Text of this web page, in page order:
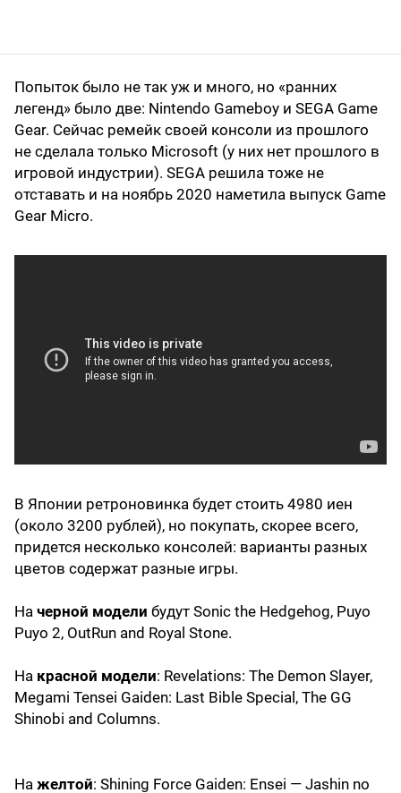
Попыток было не так уж и много, но «ранних
легенд» было две: Nintendo Gameboy и SEGA Game
Gear. Сейчас ремейк своей консоли из прошлого
не сделала только Microsoft (у них нет прошлого в
игровой индустрии). SEGA решила тоже не
отставать и на ноябрь 2020 наметила выпуск Game
Gear Micro.
В Японии ретроновинка будет стоить 4980 иен
(около 3200 рублей), но покупать, скорее всего,
придется несколько консолей: варианты разных
цветов содержат разные игры.
На черной модели будут Sonic the Hedgehog, Puyo
Puyo 2, OutRun and Royal Stone.
На красной модели: Revelations: The Demon Slayer,
Megami Tensei Gaiden: Last Bible Special, The GG
Shinobi and Columns.
На желтой: Shining Force Gaiden: Ensei — Jashin no